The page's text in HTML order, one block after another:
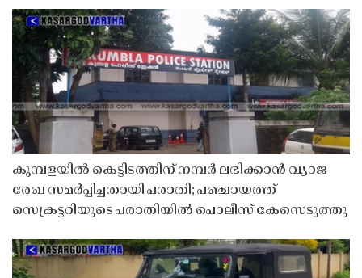
കുമ്പളയിൽ കെട്ടിടത്തിന് നമ്പർ ലഭിക്കാൻ വ്യാജ
രേഖ സമർപ്പിച്ചതായി പരാതി; പഞ്ചായത്ത്
സെക്രട്ടറിയുടെ പരാതിയിൽ പൊലീസ് കേസെടുത്തു